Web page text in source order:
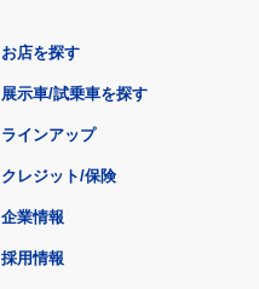
お店を探す
展示車/試乗車を探す
ラインアップ
クレジット/保険
企業情報
採用情報